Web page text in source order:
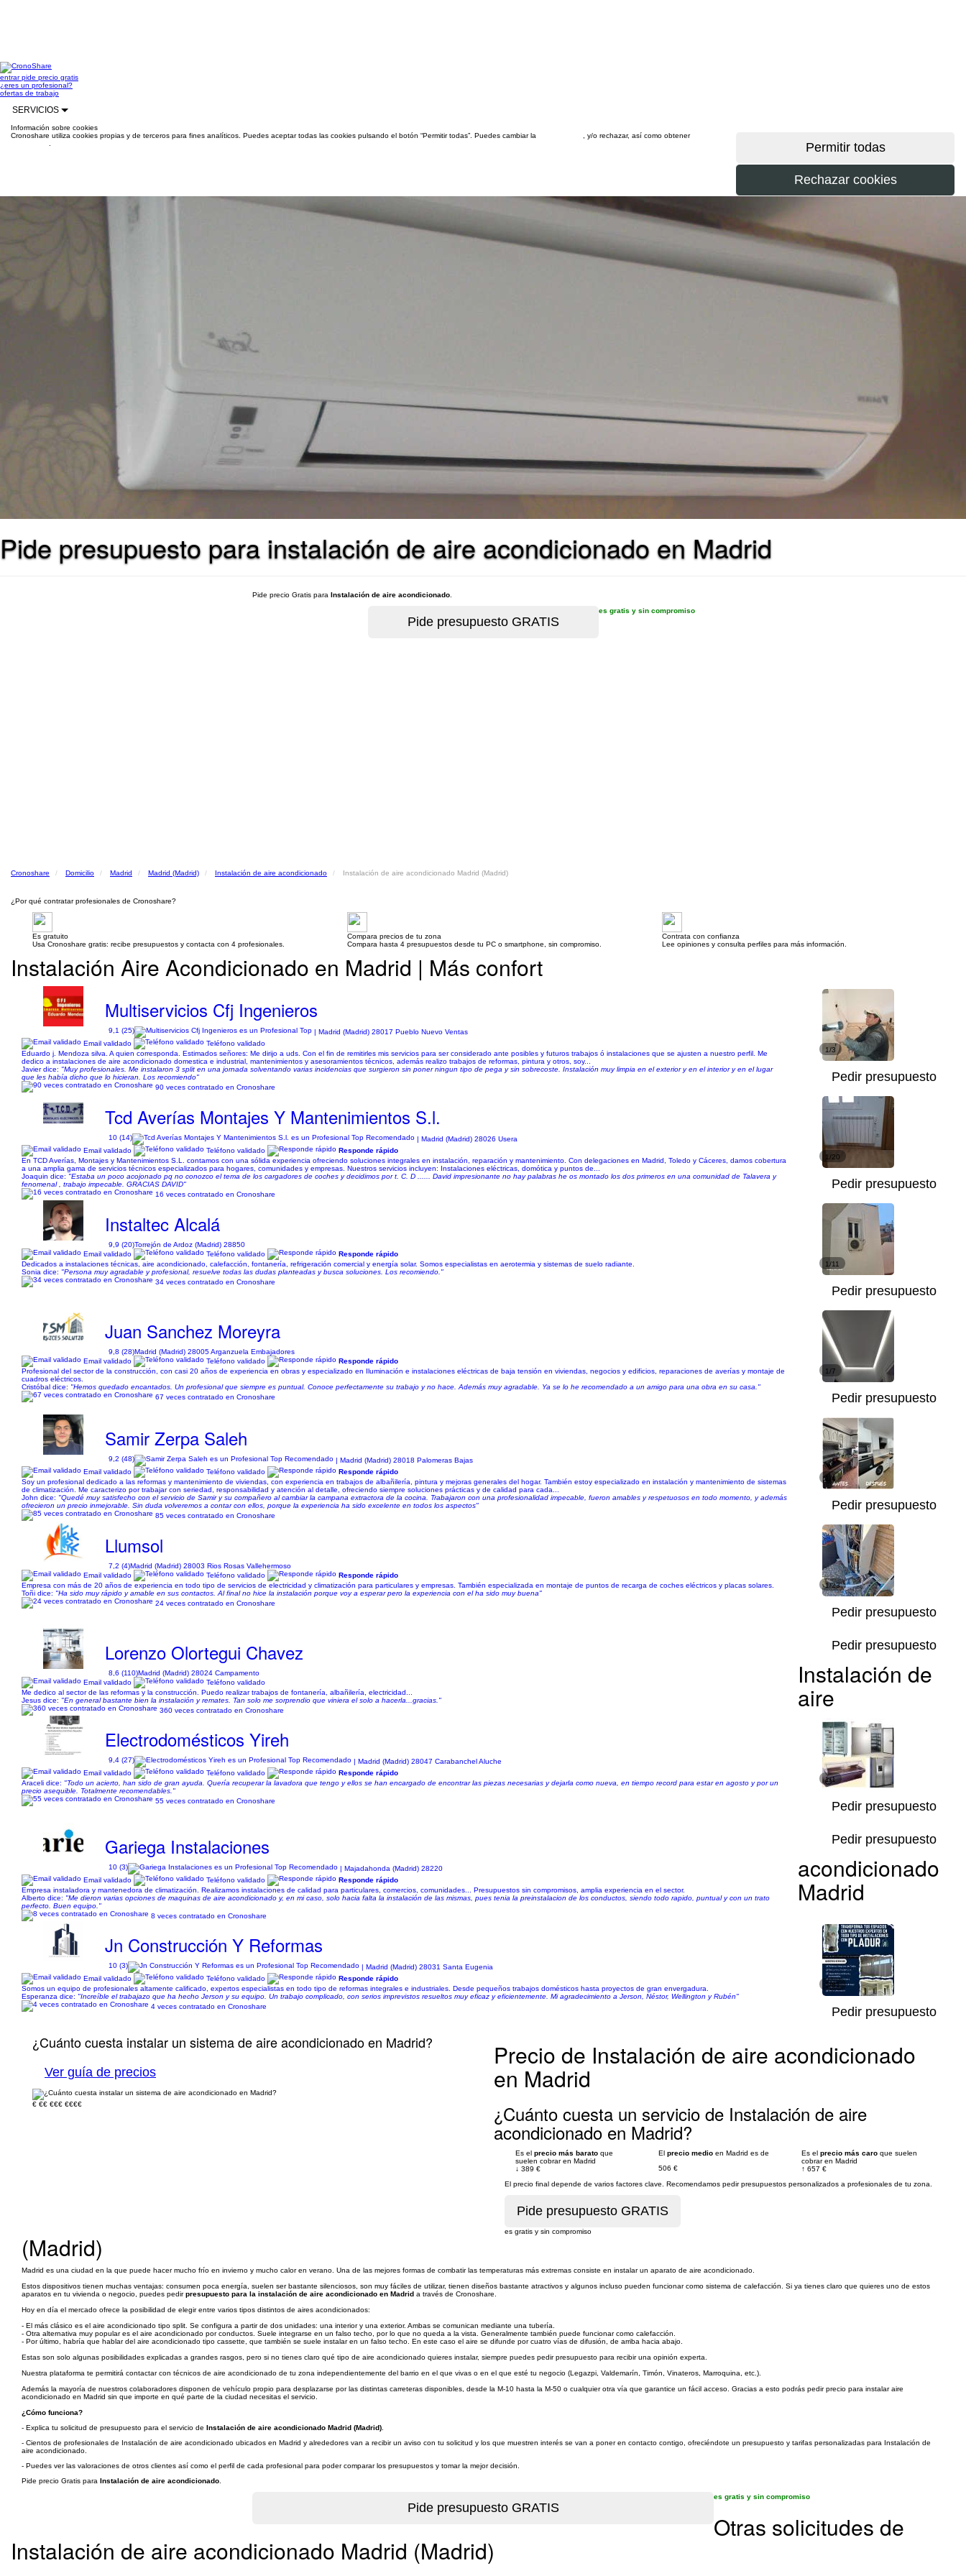
entrarpide precio gratis
¿eres un profesional?
ofertas de trabajo
SERVICIOS
Información sobre cookies
Cronoshare utiliza cookies propias y de terceros para fines analíticos. Puedes aceptar todas las cookies pulsando el botón “Permitir todas”. Puedes cambiar la
, y/o rechazar, así como obtener
Pide presupuesto para instalación de aire acondicionado en Madrid
Pide precio Gratis para Instalación de aire acondicionado
es gratis y sin compromiso
Cronoshare Domicilio Madrid Madrid (Madrid) Instalación de aire acondicionado Instalación de aire acondicionado Madrid (Madrid)
¿Por qué contratar profesionales de Cronoshare?
Es gratuito
Usa Cronoshare gratis: recibe presupuestos y contacta con 4 profesionales.
Compara precios de tu zona
Compara hasta 4 presupuestos desde tu PC o smartphone, sin compromiso.
Contrata con confianza
Lee opiniones y consulta perfiles para más información.
Instalación Aire Acondicionado en Madrid | Más confort
Multiservicios Cfj Ingenieros
9,1 (25)
| Madrid (Madrid) 28017 Pueblo Nuevo Ventas
Email validado
Teléfono validado
Eduardo j. Mendoza silva. A quien corresponda. Estimados señores: Me dirijo a uds. Con el fin de remitirles mis servicios para ser considerado ante posibles y futuros trabajos ó instalaciones que se ajusten a nuestro perfil. Me
dedico a instalaciones de aire acondicionado domestica e industrial, mantenimientos y asesoramientos técnicos, además realizo trabajos de reformas, pintura y otros, soy...
Javier dice: "Muy profesionales. Me instalaron 3 split en una jornada solventando varias incidencias que surgieron sin poner ningun tipo de pega y sin sobrecoste. Instalación muy limpia en el exterior y en el interior y en el lugar
que les había dicho que lo hicieran. Los recomiendo"
90 veces contratado en Cronoshare
1/3
Pedir presupuesto
Tcd Averías Montajes Y Mantenimientos S.l.
10 (14)
| Madrid (Madrid) 28026 Usera
Email validado
Teléfono validado
Responde rápido
En TCD Averías, Montajes y Mantenimientos S.L. contamos con una sólida experiencia ofreciendo soluciones integrales en instalación, reparación y mantenimiento. Con delegaciones en Madrid, Toledo y Cáceres, damos cobertura
a una amplia gama de servicios técnicos especializados para hogares, comunidades y empresas. Nuestros servicios incluyen: Instalaciones eléctricas, domótica y puntos de...
Joaquin dice: "Estaba un poco acojonado pq no conozco el tema de los cargadores de coches y decidimos por t. C. D ...... David impresionante no hay palabras he os montado los dos primeros en una comunidad de Talavera y
fenomenal , trabajo impecable. GRACIAS DAVID"
16 veces contratado en Cronoshare
1/20
Pedir presupuesto
Instaltec Alcalá
9,9 (20)Torrejón de Ardoz (Madrid) 28850
Email validado
Teléfono validado
Responde rápido
Dedicados a instalaciones técnicas, aire acondicionado, calefacción, fontanería, refrigeración comercial y energía solar. Somos especialistas en aerotermia y sistemas de suelo radiante.
Sonia dice: "Persona muy agradable y profesional, resuelve todas las dudas planteadas y busca soluciones. Los recomiendo."
34 veces contratado en Cronoshare
1/11
Pedir presupuesto
Juan Sanchez Moreyra
9,8 (28)Madrid (Madrid) 28005 Arganzuela Embajadores
Email validado
Teléfono validado
Responde rápido
Profesional del sector de la construcción, con casi 20 años de experiencia en obras y especializado en Iluminación e instalaciones eléctricas de baja tensión en viviendas, negocios y edificios, reparaciones de averías y montaje de
cuadros eléctricos.
Cristóbal dice: "Hemos quedado encantados. Un profesional que siempre es puntual. Conoce perfectamente su trabajo y no hace. Además muy agradable. Ya se lo he recomendado a un amigo para una obra en su casa."
67 veces contratado en Cronoshare
1/7
Pedir presupuesto
Samir Zerpa Saleh
9,2 (48)
| Madrid (Madrid) 28018 Palomeras Bajas
Email validado
Teléfono validado
Responde rápido
Soy un profesional dedicado a las reformas y mantenimiento de viviendas, con experiencia en trabajos de albañilería, pintura y mejoras generales del hogar. También estoy especializado en instalación y mantenimiento de sistemas
de climatización. Me caracterizo por trabajar con seriedad, responsabilidad y atención al detalle, ofreciendo siempre soluciones prácticas y de calidad para cada...
John dice: "Quedé muy satisfecho con el servicio de Samir y su compañero al cambiar la campana extractora de la cocina. Trabajaron con una profesionalidad impecable, fueron amables y respetuosos en todo momento, y además
ofrecieron un precio inmejorable. Sin duda volveremos a contar con ellos, porque la experiencia ha sido excelente en todos los aspectos"
85 veces contratado en Cronoshare
1/4
Pedir presupuesto
Llumsol
7,2 (4)Madrid (Madrid) 28003 Rios Rosas Vallehermoso
Email validado
Teléfono validado
Responde rápido
Empresa con más de 20 años de experiencia en todo tipo de servicios de electricidad y climatización para particulares y empresas. También especializada en montaje de puntos de recarga de coches eléctricos y placas solares.
Toñi dice: "Ha sido muy rápido y amable en sus contactos. Al final no hice la instalación porque voy a esperar pero la experiencia con el ha sido muy buena"
24 veces contratado en Cronoshare
1/23
Pedir presupuesto
Lorenzo Olortegui Chavez
8,6 (110)Madrid (Madrid) 28024 Campamento
Email validado
Teléfono validado
Me dedico al sector de las reformas y la construcción. Puedo realizar trabajos de fontanería, albañilería, electricidad...
Jesus dice: "En general bastante bien la instalación y remates. Tan solo me sorprendio que viniera el solo a hacerla...gracias."
360 veces contratado en Cronoshare
Pedir presupuesto
Electrodomésticos Yireh
9,4 (27)
| Madrid (Madrid) 28047 Carabanchel Aluche
Email validado
Teléfono validado
Responde rápido
Araceli dice: "Todo un acierto, han sido de gran ayuda. Quería recuperar la lavadora que tengo y ellos se han encargado de encontrar las piezas necesarias y dejarla como nueva, en tiempo record para estar en agosto y por un
precio asequible. Totalmente recomendables."
55 veces contratado en Cronoshare
1/1
Pedir presupuesto
Gariega Instalaciones
10 (3)
| Majadahonda (Madrid) 28220
Email validado
Teléfono validado
Responde rápido
Empresa instaladora y mantenedora de climatización. Realizamos instalaciones de calidad para particulares, comercios, comunidades... Presupuestos sin compromisos, amplia experiencia en el sector.
Alberto dice: "Me dieron varias opciones de maquinas de aire acondicionado y, en mi caso, solo hacia falta la instalación de las mismas, pues tenia la preinstalacion de los conductos, siendo todo rapido, puntual y con un trato
perfecto. Buen equipo."
8 veces contratado en Cronoshare
Pedir presupuesto
Jn Construcción Y Reformas
10 (3)
| Madrid (Madrid) 28031 Santa Eugenia
Email validado
Teléfono validado
Responde rápido
Somos un equipo de profesionales altamente calificado, expertos especialistas en todo tipo de reformas integrales e industriales. Desde pequeños trabajos domésticos hasta proyectos de gran envergadura.
Esperanza dice: "Increíble el trabajazo que ha hecho Jerson y su equipo. Un trabajo complicado, con serios imprevistos resueltos muy eficaz y eficientemente. Mi agradecimiento a Jerson, Néstor, Wellington y Rubén"
4 veces contratado en Cronoshare
1/81
Pedir presupuesto
¿Cuánto cuesta instalar un sistema de aire acondicionado en Madrid?
Ver guía de precios
€ €€ €€€ €€€€
Precio de Instalación de aire acondicionado
en Madrid
¿Cuánto cuesta un servicio de Instalación de aire
acondicionado en Madrid?
Es el precio más barato que
suelen cobrar en Madrid
↓ 389 €
El precio medio en Madrid es de
506 €
Es el precio más caro que suelen
cobrar en Madrid
↑ 657 €
El precio final depende de varios factores clave. Recomendamos pedir presupuestos personalizados a profesionales de tu zona.
es gratis y sin compromiso
Instalación de
aire
acondicionado
Madrid
(Madrid)
Madrid es una ciudad en la que puede hacer mucho frío en invierno y mucho calor en verano. Una de las mejores formas de combatir las temperaturas más extremas consiste en instalar un aparato de aire acondicionado.
Estos dispositivos tienen muchas ventajas: consumen poca energía, suelen ser bastante silenciosos, son muy fáciles de utilizar, tienen diseños bastante atractivos y algunos incluso pueden funcionar como sistema de calefacción. Si ya tienes claro que quieres uno de estos
aparatos en tu vivienda o negocio, puedes pedirpresupuesto para la instalación de aire acondicionado en Madrid a través de Cronoshare.
Hoy en día el mercado ofrece la posibilidad de elegir entre varios tipos distintos de aires acondicionados:
- El más clásico es el aire acondicionado tipo split. Se configura a partir de dos unidades: una interior y una exterior. Ambas se comunican mediante una tubería.
- Otra alternativa muy popular es el aire acondicionado por conductos. Suele integrarse en un falso techo, por lo que no queda a la vista. Generalmente también puede funcionar como calefacción.
- Por último, habría que hablar del aire acondicionado tipo cassette, que también se suele instalar en un falso techo. En este caso el aire se difunde por cuatro vías de difusión, de arriba hacia abajo.
Estas son solo algunas posibilidades explicadas a grandes rasgos, pero si no tienes claro qué tipo de aire acondicionado quieres instalar, siempre puedes pedir presupuesto para recibir una opinión experta.
Nuestra plataforma te permitirá contactar con técnicos de aire acondicionado de tu zona independientemente del barrio en el que vivas o en el que esté tu negocio (Legazpi, Valdemarín, Timón, Vinateros, Marroquina, etc.).
Además la mayoría de nuestros colaboradores disponen de vehículo propio para desplazarse por las distintas carreteras disponibles, desde la M-10 hasta la M-50 o cualquier otra vía que garantice un fácil acceso. Gracias a esto podrás pedir precio para instalar aire
acondicionado en Madrid sin que importe en qué parte de la ciudad necesitas el servicio.
¿Cómo funciona?
- Explica tu solicitud de presupuesto para el servicio de Instalación de aire acondicionado Madrid (Madrid)
- Cientos de profesionales de Instalación de aire acondicionado ubicados en Madrid y alrededores van a recibir un aviso con tu solicitud y los que muestren interés se van a poner en contacto contigo, ofreciéndote un presupuesto y tarifas personalizadas para Instalación de
aire acondicionado.
- Puedes ver las valoraciones de otros clientes así como el perfil de cada profesional para poder comparar los presupuestos y tomar la mejor decisión.
Pide precio Gratis para Instalación de aire acondicionado
es gratis y sin compromiso
Otras solicitudes de
Instalación de aire acondicionado Madrid (Madrid)